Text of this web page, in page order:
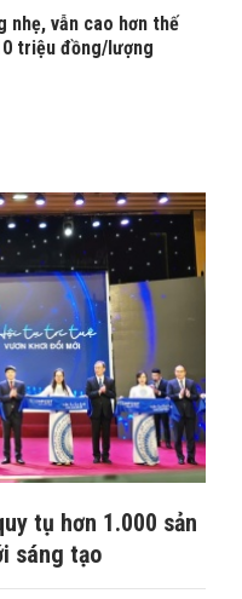
nhẹ, vẫn cao hơn thế
triệu đồng/lượng
tụ hơn 1.000 sản
sáng tạo